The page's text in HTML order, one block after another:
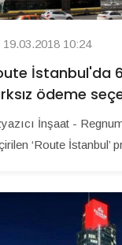
19.03.2018 10:24
İstanbul'da
ödeme
İnşaat -
‘Route İstanbul’